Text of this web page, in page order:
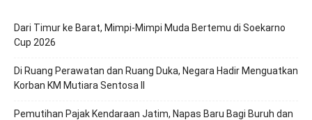
Dari Timur ke Barat, Mimpi-Mimpi Muda Bertemu di Soekarno
Cup 2026
Di Ruang Perawatan dan Ruang Duka, Negara Hadir Menguatkan
Korban KM Mutiara Sentosa II
Pemutihan Pajak Kendaraan Jatim, Napas Baru Bagi Buruh dan